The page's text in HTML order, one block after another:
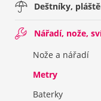
Deštníky,
Nářadí, nože,
Nože a nářadí
Metry
Baterky